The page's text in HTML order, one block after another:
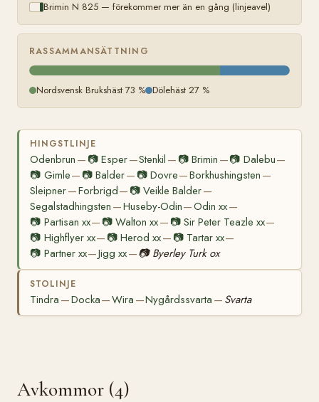
Brimin N 825 — förekommer mer än en gång (linjeavel)
RASSAMMANSÄTTNING
Nordsvensk Brukshäst 73 % Dölehäst 27 %
HINGSTLINJE
Odenbrun — 📷Esper—Stenkil — 📷Brimin —📷 Dalebu—
📷 Gimle— 📷Balder— 📷 Dovre—Borkhushingsten —
Sleipner—Forbrigd— 📷Veikle Balder—
Segalstadhingsten —Huseby-Odin—Odin xx—
📷 Partisan xx— 📷Walton xx— 📷 Sir Peter Teazle xx—
📷 Highflyer xx— 📷Herod xx— 📷 Tartar xx—
📷 Partner xx—Jigg xx—📷 Byerley Turk ox
STOLINJE
Tindra —Docka—Wira —Nygårdssvarta — Svarta
Avkommor (4)